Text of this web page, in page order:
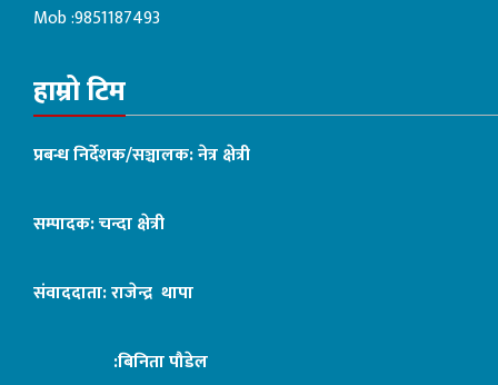
Mob :9851187493
हाम्रो टिम
प्रबन्ध निर्देशक/सञ्चालक: नेत्र क्षेत्री
सम्पादक: चन्दा क्षेत्री
संवाददाता: राजेन्द्र थापा
:बिनिता पौडेल